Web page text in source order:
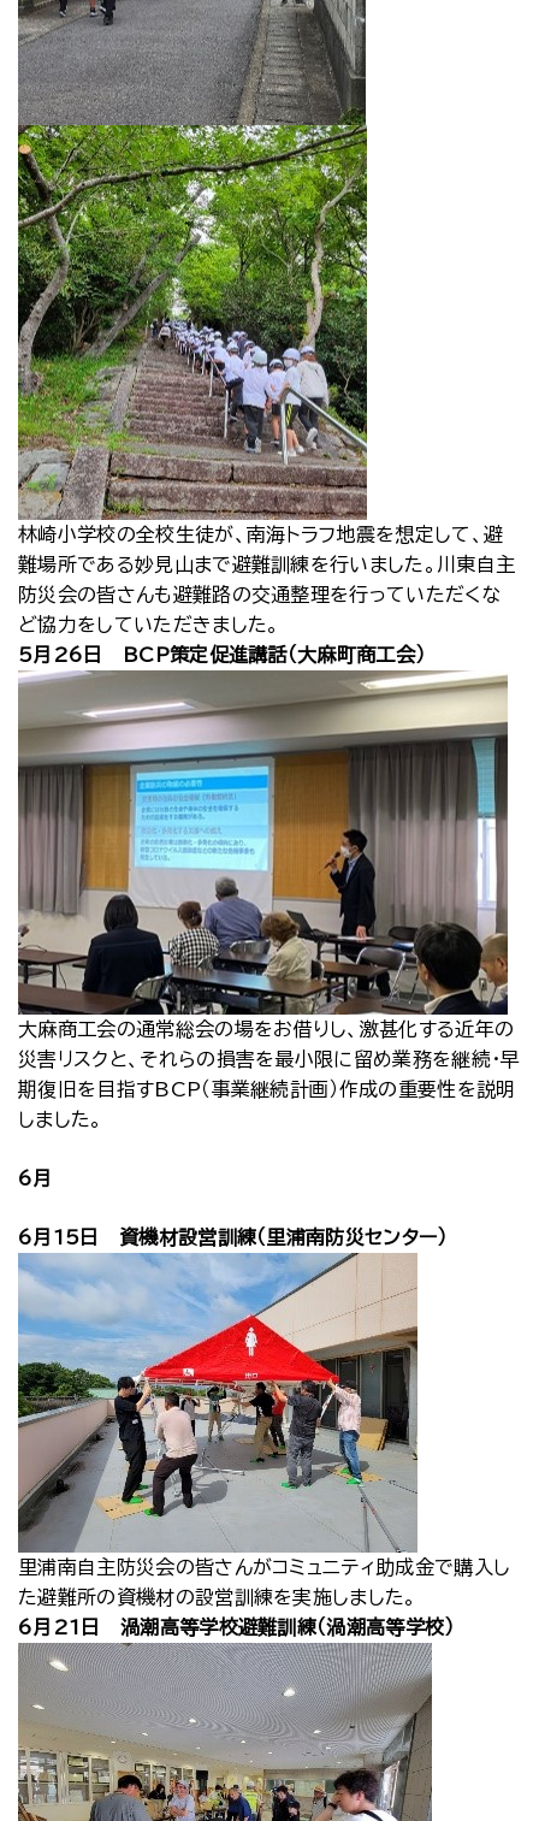
林崎小学校の全校生徒が、南海トラフ地震を想定して、避
難場所である妙見山まで避難訓練を行いました。川東自主
防災会の皆さんも避難路の交通整理を行っていただくな
ど協力をしていただきました。
5月26日 BCP策定促進講話（大麻町商工会）
大麻商工会の通常総会の場をお借りし、激甚化する近年の
災害リスクと、それらの損害を最小限に留め業務を継続・早
期復旧を目指すBCP（事業継続計画）作成の重要性を説明
しました。
6月
6月15日 資機材設営訓練（里浦南防災センター）
里浦南自主防災会の皆さんがコミュニティ助成金で購入し
た避難所の資機材の設営訓練を実施しました。
6月21日 渦潮高等学校避難訓練（渦潮高等学校）